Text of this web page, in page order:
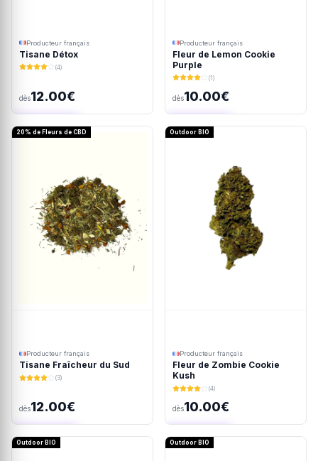
Producteur français
Tisane Détox
(4)
dès12.00€
Ajout rapide
Producteur français
Fleur de Lemon Cookie
Purple
(1)
dès10.00€
Ajout rapide
20% de Fleurs de CBD
Producteur français
Tisane Fraîcheur du Sud
(3)
dès12.00€
Ajout rapide
Outdoor BIO
Producteur français
Fleur de Zombie Cookie
Kush
(4)
dès10.00€
Ajout rapide
Outdoor BIO Outdoor BIO